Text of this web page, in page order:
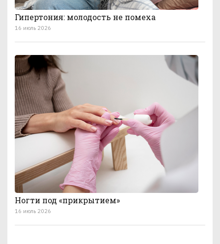
Гипертония: молодость не помеха
16 июль 2026
Ногти под «прикрытием»
16 июль 2026